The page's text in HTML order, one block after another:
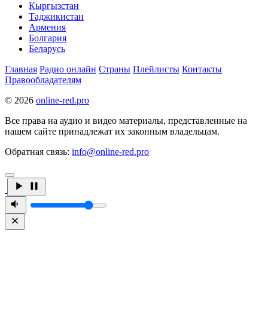
Кыргызстан
Таджикистан
Армения
Болгария
Беларусь
Главная Радио онлайн Страны Плейлисты Контакты
Правообладателям
© 2026 online-red.pro
Все права на аудио и видео материалы, представленные на
нашем сайте принадлежат их законным владельцам.
Обратная связь: info@online-red.pro